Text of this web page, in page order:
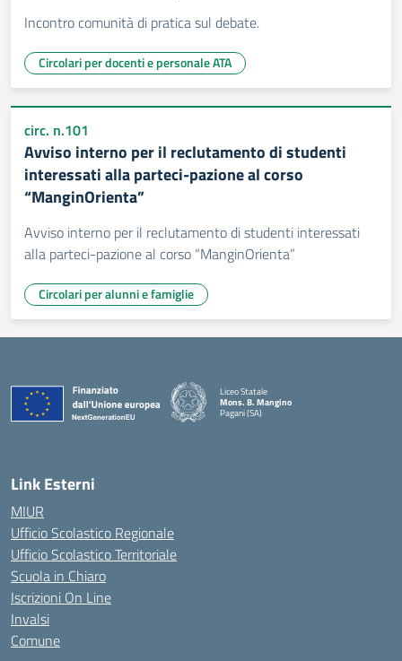
Incontro comunità di pratica sul debate.
Circolari per docenti e personale ATA
circ. n.101
Avviso interno per il reclutamento di studenti
interessati alla parteci-pazione al corso
“ManginOrienta”
Avviso interno per il reclutamento di studenti interessati
alla parteci-pazione al corso “ManginOrienta”
Circolari per alunni e famiglie
Liceo Statale
Mons. B. Mangino
Pagani (SA)
— Visita la pagina iniziale della scuola
Link Esterni
MIUR
Ufficio Scolastico Regionale
Ufficio Scolastico Territoriale
Scuola in Chiaro
Iscrizioni On Line
Invalsi
Comune